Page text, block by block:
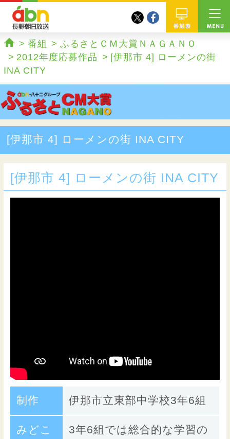
twitterfacebook
ホーム
番組
ふるさとＣＭ大賞ＮＡＧＡＮＯ
2012年度応募作品
[伊那市 4] ローメンの街
INA CITY
[伊那市 4] ローメンの街 INA CITY
[伊那市 4] ローメンの街 INA CITY
制作 伊那市立東部中学校3年6組
みどこ
3年6組では総合的な学習の